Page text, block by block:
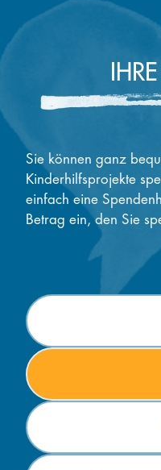
Sie können ganz
Kinderhilfsprojekte
einfach eine
Betrag ein, den Sie